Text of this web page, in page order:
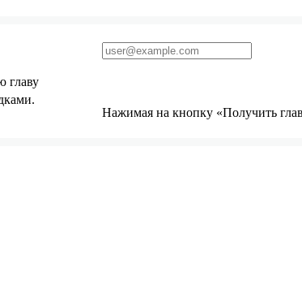
главу
Нажимая на кнопку «Получить